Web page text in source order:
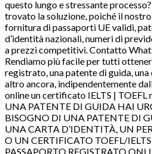
questo lungo e stressante processo?
trovato la soluzione, poiché il
fornitura di passaporti UE validi,
d’identità nazionali, numeri di
a prezzi competitivi. Contatto
Rendiamo più facile per tutti
registrato, una patente di guida,
altro ancora, indipendentemente
online un certificato IELTS |
UNA PATENTE DI GUIDA HAI
BISOGNO DI UNA PATENTE DI
UNA CARTA D’IDENTITÀ, UN
O UN CERTIFICATO TOEFL/
PASSAPORTO REGISTRATO